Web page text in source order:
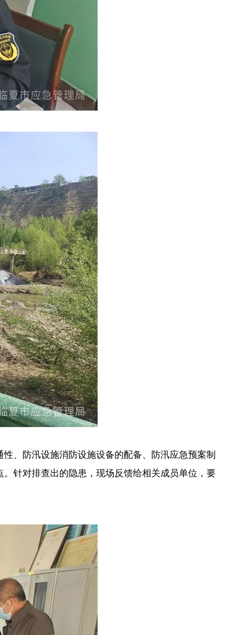
、防汛设施消防设施设备的配备、防汛应急预案制
针对排查出的隐患，现场反馈给相关成员单位，要